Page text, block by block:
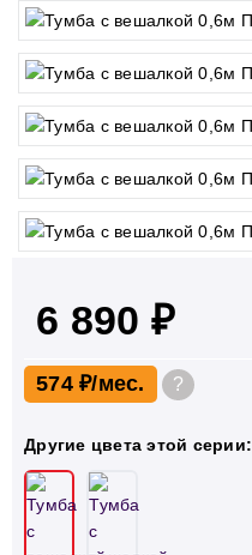
6 890 ₽
574 ₽ ?
Другие цвета этой серии: